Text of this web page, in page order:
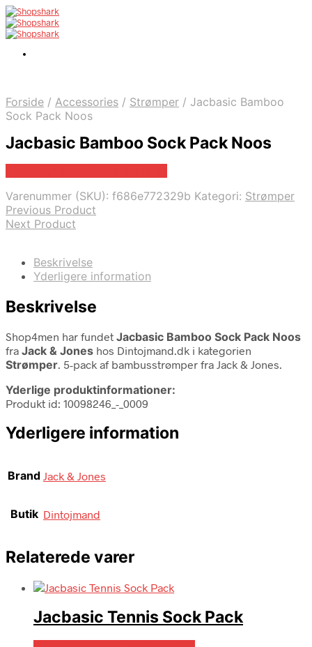
Forside / Accessories / Strømper / Jacbasic Bamboo
Sock Pack Noos
Jacbasic Bamboo Sock Pack Noos
Varenummer (SKU): f686e772329b Kategori: Strømper
Previous Product
Next Product
Beskrivelse
Yderligere information
Beskrivelse
Shop4men har fundet Jacbasic Bamboo Sock Pack Noos
fra Jack & Jones hos Dintojmand.dk i kategorien
Strømper. 5-pack af bambusstrømper fra Jack & Jones.
Yderlige produktinformationer:
Produkt id: 10098246_-_0009
Yderligere information
Brand Jack & Jones
Butik Dintojmand
Relaterede varer
Jacbasic Tennis Sock Pack